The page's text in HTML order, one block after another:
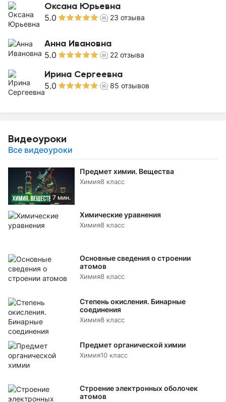
Оксана Юрьевна
5.0 23 отзыва
Анна Ивановна
5.0 22 отзыва
Ирина Сергеевна
5.0 85 отзывов
Видеоуроки
Все видеоуроки
7 мин.
Предмет химии. Вещества
Химия8 класс
Химические уравнения
Химия8 класс
Основные сведения о строении
атомов
Химия8 класс
Степень окисления. Бинарные
соединения
Химия8 класс
Предмет органической химии
Химия10 класс
Строение электронных оболочек
атомов